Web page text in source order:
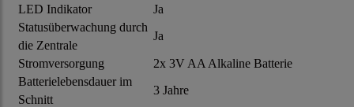
LED Indikator
Ja
Statusüberwachung durch
die Zentrale
Ja
Stromversorgung
2x 3V AA Alkaline Batterie
Batterielebensdauer im
Schnitt
3 Jahre